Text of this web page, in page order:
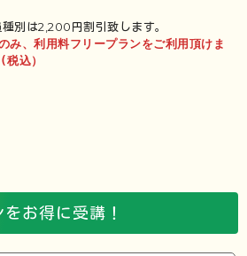
別は2,200円割引致します。
み、利用料フリープランをご利用頂けま
込）
お得に受講！